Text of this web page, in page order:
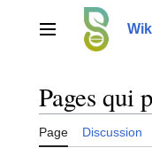
contenuMenu principal
Pages qui
Page Discussion